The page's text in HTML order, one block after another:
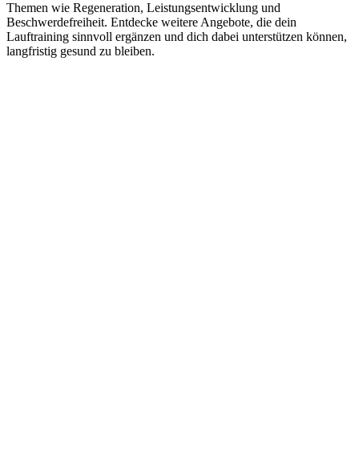
Themen wie Regeneration, Leistungsentwicklung und
Beschwerdefreiheit. Entdecke weitere Angebote, die dein
Lauftraining sinnvoll ergänzen und dich dabei unterstützen können,
langfristig gesund zu bleiben.